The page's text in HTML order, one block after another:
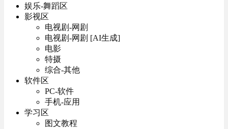
娱乐-舞蹈区
影视区
电视剧-网剧
电视剧-网剧 [AI生成]
电影
特摄
综合-其他
软件区
PC-软件
手机-应用
学习区
图文教程